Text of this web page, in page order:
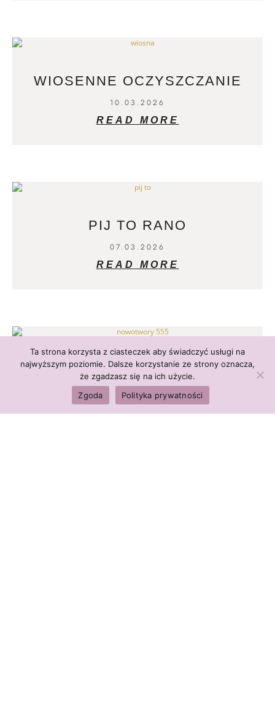
WIOSENNE OCZYSZCZANIE
10.03.2026
READ MORE
PIJ TO RANO
07.03.2026
READ MORE
CHOROBY NOWOTWOROWE
28.02.2026
Ta strona korzysta z ciasteczek aby świadczyć usługi na
najwyższym poziomie. Dalsze korzystanie ze strony oznacza,
że zgadzasz się na ich użycie.
Zgoda
Polityka prywatności